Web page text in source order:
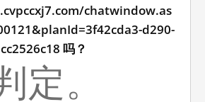
chatwindow.as
d290-
吗？
定。